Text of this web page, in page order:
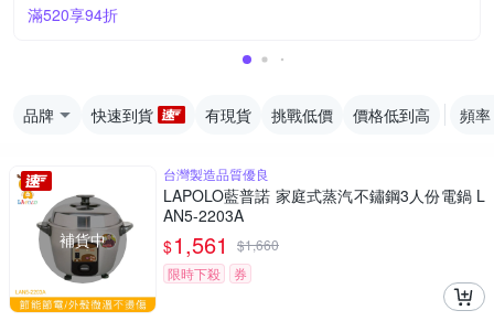
滿520享94折
品牌 快速到貨 有現貨 挑戰低價 價格低到高 頻率
補貨中
台灣製造品質優良
LAPOLO藍普諾 家庭式蒸汽不鏽鋼3人份電鍋 L
AN5-2203A
$1,561 $1,660
限時下殺
券